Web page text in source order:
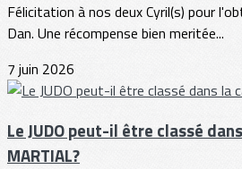
Félicitation à nos deux Cyril(s) pour
Dan. Une récompense bien meritée...
7 juin 2026
Le JUDO peut-il être classé
MARTIAL?